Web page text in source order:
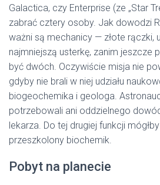
Galactica, czy Enterprise (ze „Star
zabrać cztery osoby. Jak dowodzi
ważni są mechanicy — złote rączki,
najmniejszą usterkę, zanim jeszcze
być dwóch. Oczywiście misja nie
gdyby nie brali w niej udziału
biogeochemika i geologa.
potrzebowali ani oddzielnego
lekarza. Do tej drugiej funkcji
przeszkolony biochemik.
Pobyt na planecie